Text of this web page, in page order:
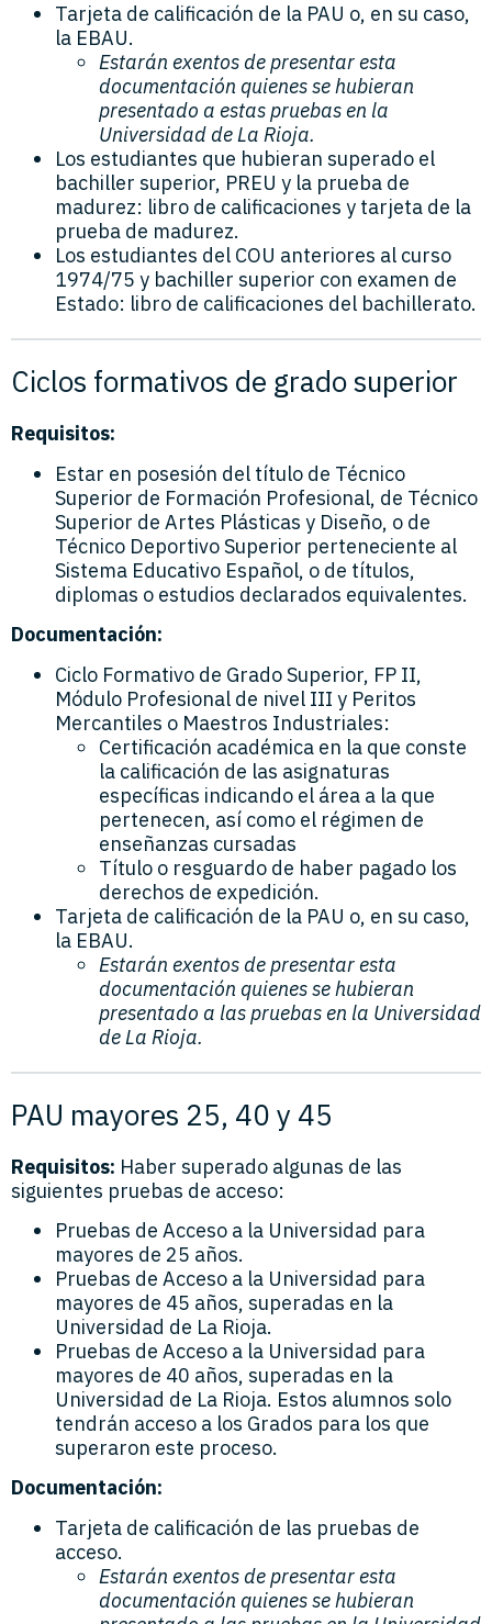
Tarjeta de calificación de la PAU o, en su caso,
la EBAU.
Estarán exentos de presentar esta
documentación quienes se hubieran
presentado a estas pruebas en la
Universidad de La Rioja.
Los estudiantes que hubieran superado el
bachiller superior, PREU y la prueba de
madurez: libro de calificaciones y tarjeta de la
prueba de madurez.
Los estudiantes del COU anteriores al curso
1974/75 y bachiller superior con examen de
Estado: libro de calificaciones del bachillerato.
Ciclos formativos de grado superior
Requisitos:
Estar en posesión del título de Técnico
Superior de Formación Profesional, de Técnico
Superior de Artes Plásticas y Diseño, o de
Técnico Deportivo Superior perteneciente al
Sistema Educativo Español, o de títulos,
diplomas o estudios declarados equivalentes.
Documentación:
Ciclo Formativo de Grado Superior, FP II,
Módulo Profesional de nivel III y Peritos
Mercantiles o Maestros Industriales:
Certificación académica en la que conste
la calificación de las asignaturas
específicas indicando el área a la que
pertenecen, así como el régimen de
enseñanzas cursadas
Título o resguardo de haber pagado los
derechos de expedición.
Tarjeta de calificación de la PAU o, en su caso,
la EBAU.
Estarán exentos de presentar esta
documentación quienes se hubieran
presentado a las pruebas en la Universidad
de La Rioja.
PAU mayores 25, 40 y 45
Requisitos: Haber superado algunas de las
siguientes pruebas de acceso:
Pruebas de Acceso a la Universidad para
mayores de 25 años.
Pruebas de Acceso a la Universidad para
mayores de 45 años, superadas en la
Universidad de La Rioja.
Pruebas de Acceso a la Universidad para
mayores de 40 años, superadas en la
Universidad de La Rioja. Estos alumnos solo
tendrán acceso a los Grados para los que
superaron este proceso.
Documentación:
Tarjeta de calificación de las pruebas de
acceso.
Estarán exentos de presentar esta
documentación quienes se hubieran